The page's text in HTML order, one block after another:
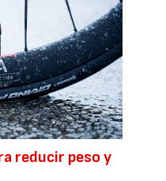
reducir peso y